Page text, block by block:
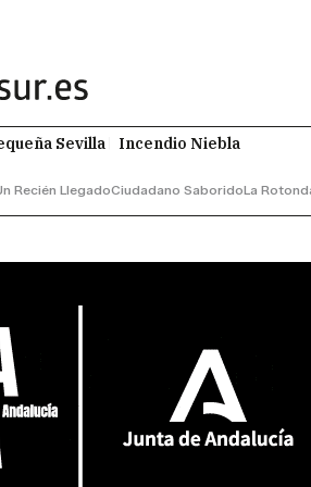
Sevilla Incendio Niebla
Recién LlegadoCiudadano SaboridoLa